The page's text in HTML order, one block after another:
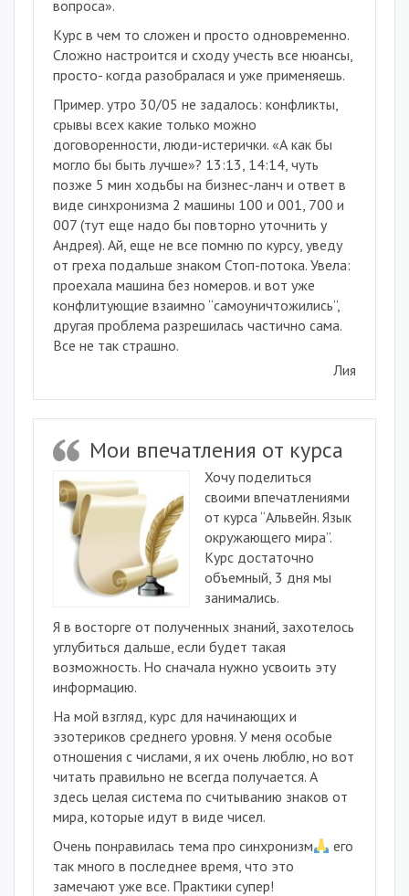
вопроса».
Курс в чем то сложен и просто одновременно.
Сложно настроится и сходу учесть все нюансы,
просто- когда разобралася и уже применяешь.
Пример. утро 30/05 не задалось: конфликты,
срывы всех какие только можно
договоренности, люди-истерички. «А как бы
могло бы быть лучше»? 13:13, 14:14, чуть
позже 5 мин ходьбы на бизнес-ланч и ответ в
виде синхронизма 2 машины 100 и 001, 700 и
007 (тут еще надо бы повторно уточнить у
Андрея). Ай, еще не все помню по курсу, уведу
от греха подальше знаком Стоп-потока. Увела:
проехала машина без номеров. и вот уже
конфлитующие взаимно “самоуничтожились”,
другая проблема разрешилась частично сама.
Все не так страшно.
Лия
Мои впечатления от курса
Хочу поделиться
своими впечатлениями
от курса “Альвейн. Язык
окружающего мира”.
Курс достаточно
объемный, 3 дня мы
занимались.
Я в восторге от полученных знаний, захотелось
углубиться дальше, если будет такая
возможность. Но сначала нужно усвоить эту
информацию.
На мой взгляд, курс для начинающих и
эзотериков среднего уровня. У меня особые
отношения с числами, я их очень люблю, но вот
читать правильно не всегда получается. А
здесь целая система по считыванию знаков от
мира, которые идут в виде чисел.
Очень понравилась тема про синхронизм
его
так много в последнее время, что это
замечают уже все. Практики супер!